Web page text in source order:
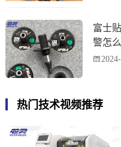
富士
警怎
热门技术视频推荐